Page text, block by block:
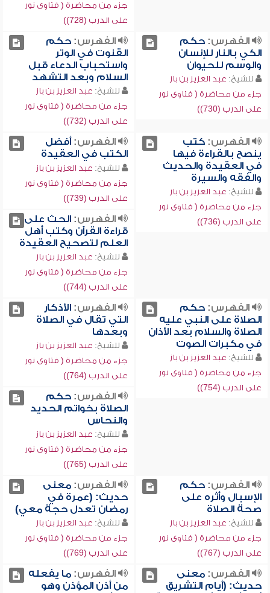
جزء من محاضرة ( فتاوى نور
على الدرب (728))
الفهرس:حكم
الكي بالنار للإنسان
والوسم للحيوان
للشيخ: عبد العزيز بن باز
جزء من محاضرة ( فتاوى نور
على الدرب (730))
الفهرس:حكم
القنوت في الوتر
واستحباب الدعاء قبل
السلام وبعد التشهد
للشيخ: عبد العزيز بن باز
جزء من محاضرة ( فتاوى نور
على الدرب (732))
الفهرس:كتب
ينصح بالقراءة فيها
في العقيدة والحديث
والفقه والسيرة
للشيخ: عبد العزيز بن باز
جزء من محاضرة ( فتاوى نور
على الدرب (736))
الفهرس:أفضل
الكتب في العقيدة
للشيخ: عبد العزيز بن باز
جزء من محاضرة ( فتاوى نور
على الدرب (739))
الفهرس:الحث على
قراءة القرآن وكتب أهل
العلم لتصحيح العقيدة
للشيخ: عبد العزيز بن باز
جزء من محاضرة ( فتاوى نور
على الدرب (744))
الفهرس:حكم
الصلاة على النبي عليه
الصلاة والسلام بعد الأذان
في مكبرات الصوت
للشيخ: عبد العزيز بن باز
جزء من محاضرة ( فتاوى نور
على الدرب (754))
الفهرس:الأذكار
التي تقال في الصلاة
وبعدها
للشيخ: عبد العزيز بن باز
جزء من محاضرة ( فتاوى نور
على الدرب (764))
الفهرس:حكم
الصلاة بخواتم الحديد
والنحاس
للشيخ: عبد العزيز بن باز
جزء من محاضرة ( فتاوى نور
على الدرب (765))
الفهرس:حكم
الإسبال وأثره على
صحة الصلاة
للشيخ: عبد العزيز بن باز
جزء من محاضرة ( فتاوى نور
على الدرب (767))
الفهرس:معنى
حديث: (عمرة في
رمضان تعدل حجة معي)
للشيخ: عبد العزيز بن باز
جزء من محاضرة ( فتاوى نور
على الدرب (769))
الفهرس:معنى
حديث: (أيام التشريق
الفهرس:ما يفعله
من أذن المؤذن وهو